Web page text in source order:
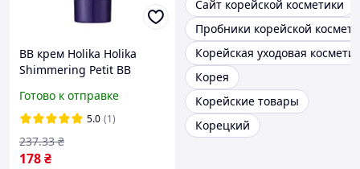
BB крем Holika Holika
Shimmering Petit BB
сияющий для лица с
эффектом сияния,
корейская косметика
(Холика Хол
Готово к отправке
5.0 (1)
178₴
237.33 ₴
Сайт корейской косметики
Пробники корейской
Корейская уходовая
Корея
Корейские товары
Корецкий